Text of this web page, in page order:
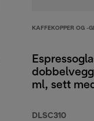
KAFFEKOPPER OG -
ml, sett
DLSC310